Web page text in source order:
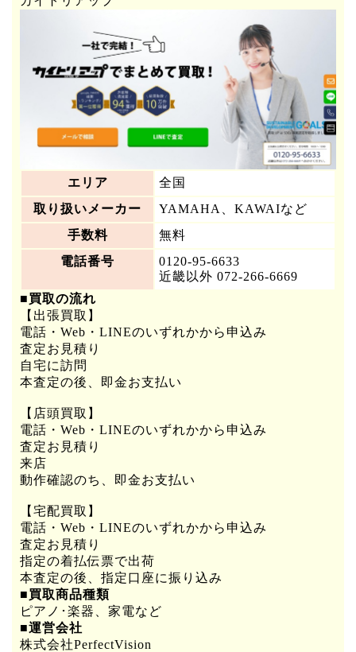
エリア
全国
取り扱いメーカー
YAMAHA、KAWAIなど
手数料
無料
電話番号
0120-95-6633
近畿以外 072-266-6669
■買取の流れ
【出張買取】
電話・Web・LINEのいずれかから申込み
査定お見積り
自宅に訪問
本査定の後、即金お支払い
【店頭買取】
電話・Web・LINEのいずれかから申込み
査定お見積り
来店
動作確認のち、即金お支払い
【宅配買取】
電話・Web・LINEのいずれかから申込み
査定お見積り
指定の着払伝票で出荷
本査定の後、指定口座に振り込み
■買取商品種類
ピアノ･楽器、家電など
■運営会社
株式会社PerfectVision